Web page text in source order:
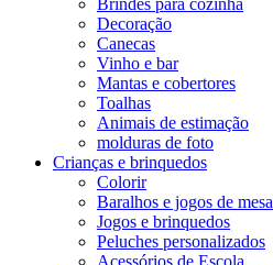
Decoração
Canecas
Vinho e bar
Mantas e cobertores
Toalhas
Animais de estimação
molduras de foto
Crianças e brinquedos
Colorir
Baralhos e jogos de mesa
Jogos e brinquedos
Peluches personalizados
Acessórios de Escola